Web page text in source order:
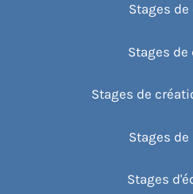
Stages
Stages de
Stages de
Stages
Stages